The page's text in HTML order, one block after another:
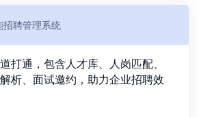
招聘管理系统
打通，包含人才库、人岗匹配、
析、面试邀约，助力企业招聘效